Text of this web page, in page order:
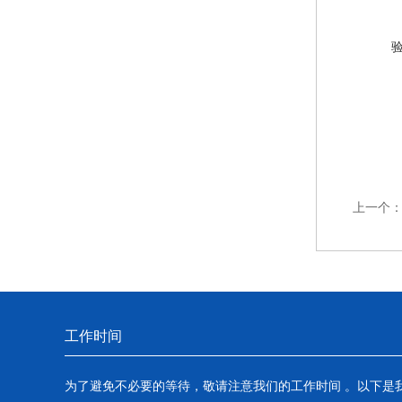
上一个：
工作时间
为了避免不必要的等待，敬请注意我们的工作时间 。以下是